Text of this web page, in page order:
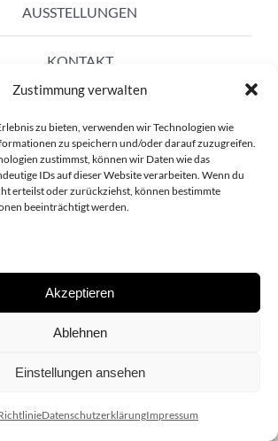
Zustimmung verwalten
zu bieten, verwenden wir Technologien wie
zu speichern und/oder darauf zuzugreifen.
zustimmst, können wir Daten wie das
IDs auf dieser Website verarbeiten. Wenn du
erteilst oder zurückziehst, können bestimmte
beeinträchtigt werden.
Akzeptieren
Ablehnen
Einstellungen ansehen
DatenschutzerklärungImpressum
AUSSTELLUNGEN
KONTAKT
|Datenschützerklärung|
| Design:www.ARGEntur.at